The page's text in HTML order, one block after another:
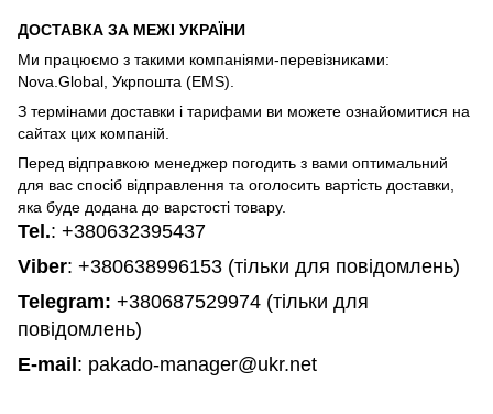
ДОСТАВКА ЗА МЕЖІ УКРАЇНИ
Ми працюємо з такими компаніями-перевізниками:
Nova.Global, Укрпошта (EMS).
З термінами доставки і тарифами ви можете ознайомитися на
сайтах цих компаній.
Перед відправкою менеджер погодить з вами оптимальний
для вас спосіб відправлення та оголосить вартість доставки,
яка буде додана до варстості товару.
Tel.: +380632395437
Viber: +380638996153 (тільки для повідомлень)
Telegram: +380687529974 (тільки для
повідомлень)
E-mail: pakado-manager@ukr.net